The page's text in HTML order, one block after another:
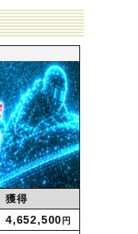
獲得
4,652,500 円